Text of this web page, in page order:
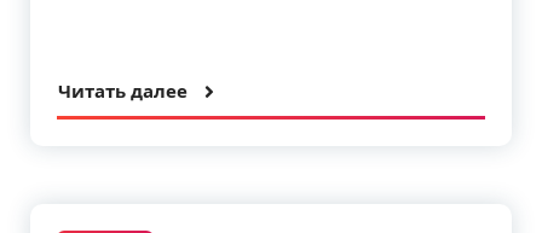
Читать далее